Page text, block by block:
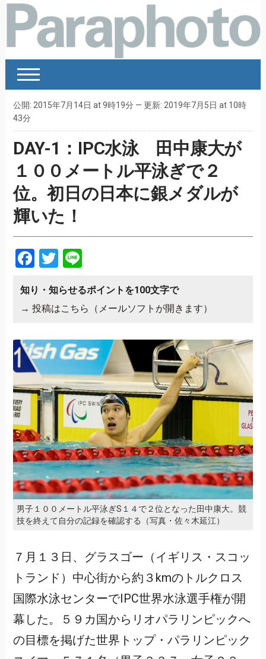
公開: 2015年7月14日 at 9時19分 — 更新: 2019年7月5日 at 10時
43分
DAY-1：IPC水泳 田中康大が
１００メートル平泳ぎで２
位。初日の日本に銀メダルが
輝いた！
Facebook
Twitter
Line
知り・知らせるポイントを100文字で
→ 投稿はこちら（メールソフトが開きます）
男子１００メートル平泳ぎS１４で２位となった田中康大。競
技を終えて自分の記録を確認する（写真・佐々木延江）
７月１３日、グラスゴー（イギリス・スコッ
トランド）中心街から約３kmのトルクロス
国際水泳センターでIPC世界水泳選手権が開
幕した。５９カ国からリオパラリンピックへ
の目標を掲げた世界トップ・パラリンピック